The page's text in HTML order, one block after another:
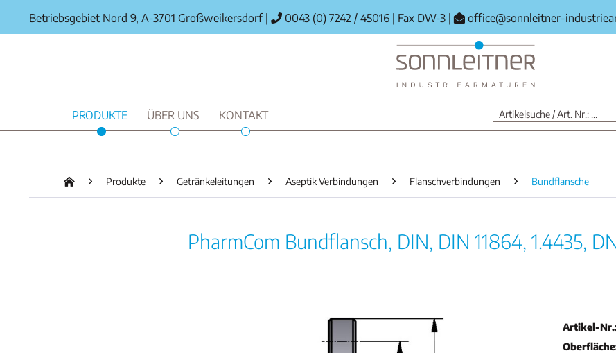
Betriebsgebiet Nord 9, A-3701 Großweikersdorf 0043 (0) 7242 / 45016 Fax DW-3 office@sonnleitner-
PRODUKTE ÜBER UNS KONTAKT
Produkte Getränkeleitungen Aseptik Verbindungen Flanschverbindungen Bundflansche
PharmCom Bundflansch, DIN, DIN 11864, 1.4435,
Artikel-